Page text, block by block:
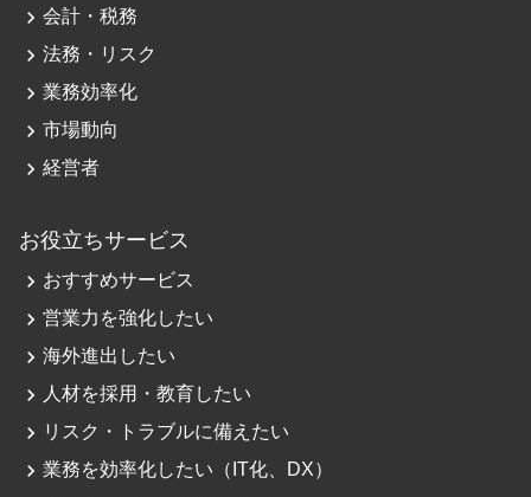
navigate_next 会計・税務
navigate_next 法務・リスク
navigate_next 業務効率化
navigate_next 市場動向
navigate_next 経営者
お役立ちサービス
navigate_next おすすめサービス
navigate_next 営業力を強化したい
navigate_next 海外進出したい
navigate_next 人材を採用・教育したい
navigate_next リスク・トラブルに備えたい
navigate_next 業務を効率化したい（IT化、DX）